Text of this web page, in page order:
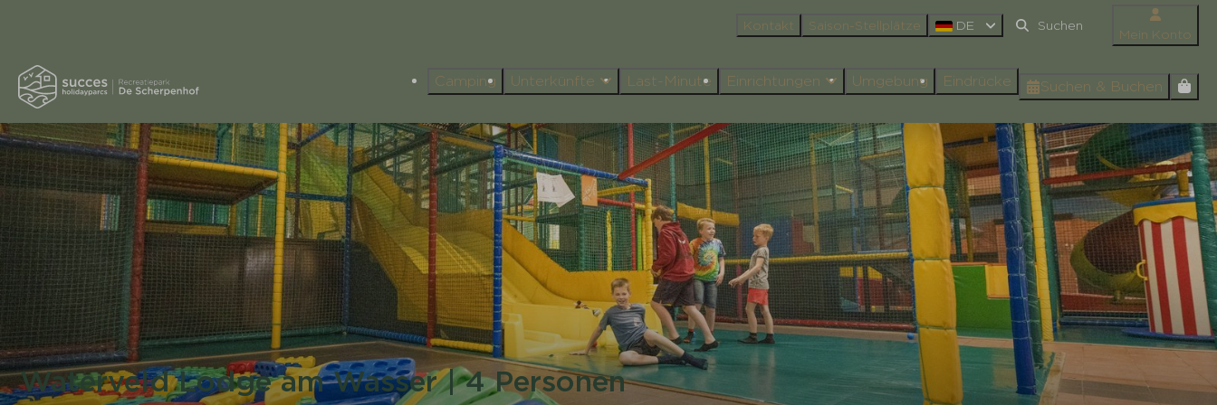
Kontakt Saison-Stellplätze DE
Mein Konto
Camping Unterkünfte Last-Minute Einrichtungen Umgebung Eindrücke Suchen & Buchen
Waterveld Lodge am Wasser | 4 Personen